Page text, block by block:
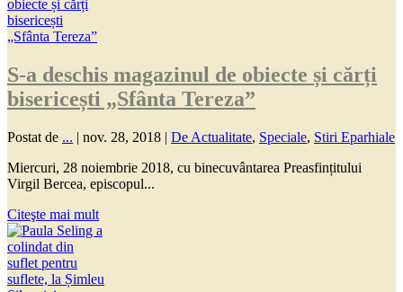
S-a deschis magazinul de obiecte și cărți
bisericești „Sfânta Tereza”
Postat de ... | nov. 28, 2018 | De Actualitate, Speciale, Stiri Eparhiale
Miercuri, 28 noiembrie 2018, cu binecuvântarea Preasfințitului
Virgil Bercea, episcopul...
Citeşte mai mult